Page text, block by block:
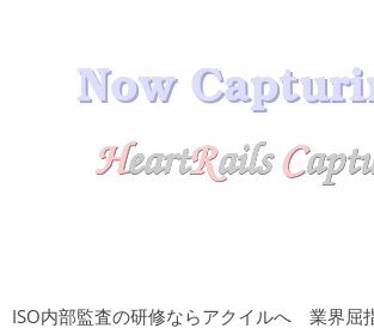
ISO内部監査の研修ならアクイルへ 業界屈